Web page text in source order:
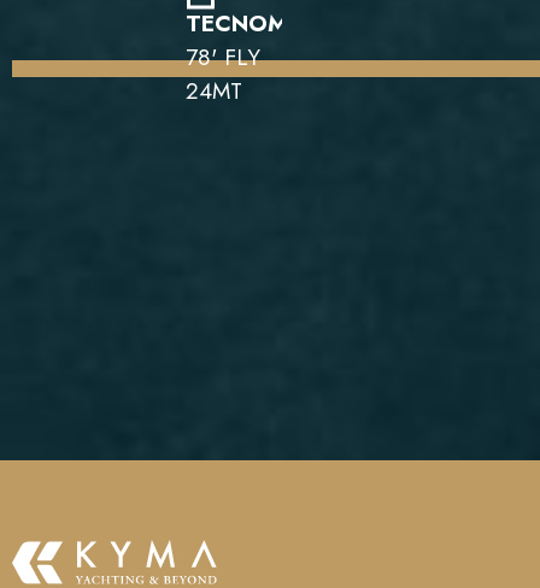
TECNOMAR
78' FLY
24MT